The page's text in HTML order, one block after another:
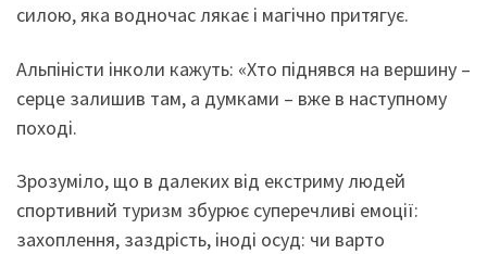
силою, яка водночас лякає і магічно притягує.
Альпіністи інколи кажуть: «Хто піднявся на вершину –
серце залишив там, а думками – вже в наступному
поході.
Зрозуміло, що в далеких від екстриму людей
спортивний туризм збурює суперечливі емоції:
захоплення, заздрість, іноді осуд: чи варто